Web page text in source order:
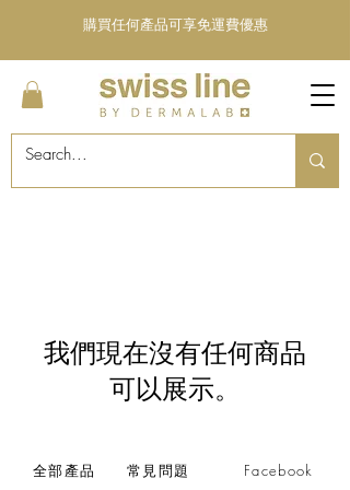
購買任何產品可享免運費優惠
我們現在沒有任何商品
可以展示。
Facebook
常見問題
全部產品